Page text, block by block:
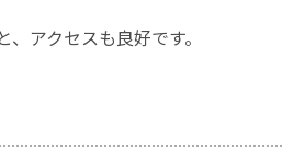
アクセスも良好です。